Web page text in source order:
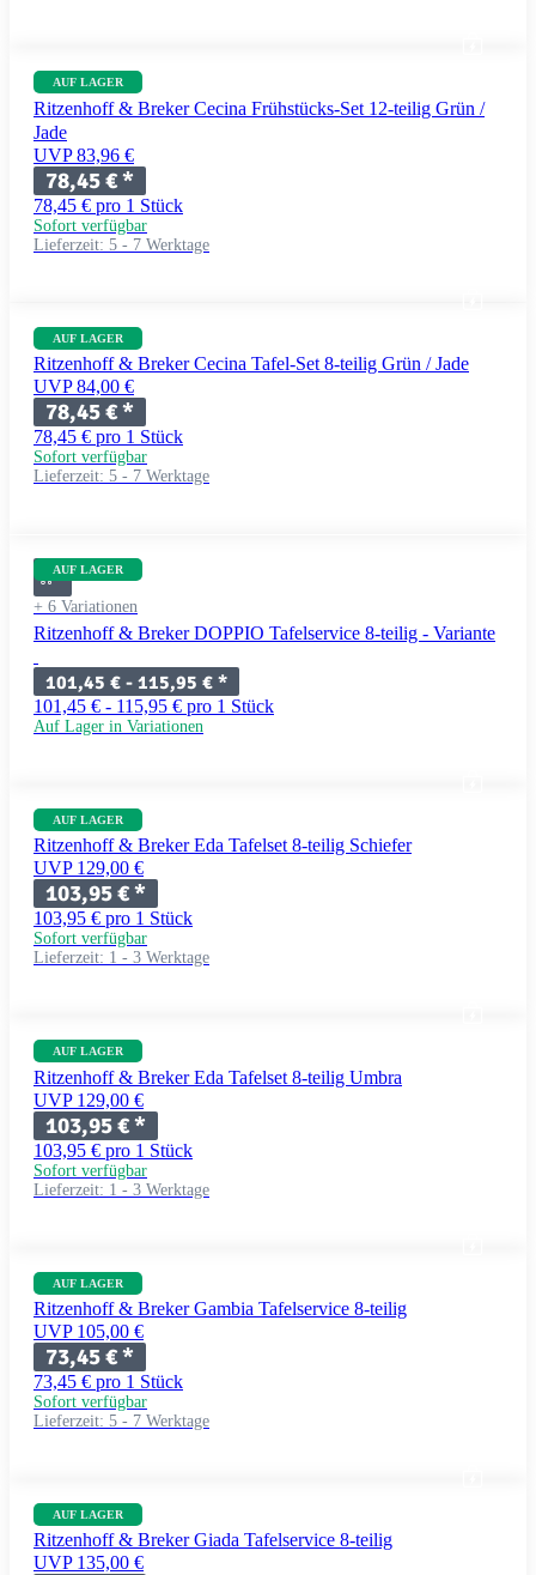
AUF LAGER
Ritzenhoff & Breker Cecina Frühstücks-Set 12-teilig Grün /
Jade
UVP 83,96 €
78,45 €*
78,45 € pro 1 Stück
Sofort verfügbar
Lieferzeit: 5 - 7 Werktage
AUF LAGER
Ritzenhoff & Breker Cecina Tafel-Set 8-teilig Grün / Jade
UVP 84,00 €
78,45 €*
78,45 € pro 1 Stück
Sofort verfügbar
Lieferzeit: 5 - 7 Werktage
AUF LAGER
+ 6 Variationen
Ritzenhoff & Breker DOPPIO Tafelservice 8-teilig - Variante
101,45 € - 115,95 € *
101,45 € - 115,95 € pro 1 Stück
Auf Lager in Variationen
AUF LAGER
Ritzenhoff & Breker Eda Tafelset 8-teilig Schiefer
UVP 129,00 €
103,95 €*
103,95 € pro 1 Stück
Sofort verfügbar
Lieferzeit: 1 - 3 Werktage
AUF LAGER
Ritzenhoff & Breker Eda Tafelset 8-teilig Umbra
UVP 129,00 €
103,95 €*
103,95 € pro 1 Stück
Sofort verfügbar
Lieferzeit: 1 - 3 Werktage
AUF LAGER
Ritzenhoff & Breker Gambia Tafelservice 8-teilig
UVP 105,00 €
73,45 €*
73,45 € pro 1 Stück
Sofort verfügbar
Lieferzeit: 5 - 7 Werktage
AUF LAGER
Ritzenhoff & Breker Giada Tafelservice 8-teilig
UVP 135,00 €